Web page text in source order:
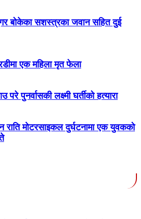
बोकेका सशस्त्रका जवान सहित दुई
एक महिला मृत फेला
परे पुनर्वासकी लक्ष्मी घर्तीको हत्यारा
राति मोटरसाइकल दुर्घटनामा एक युवकको